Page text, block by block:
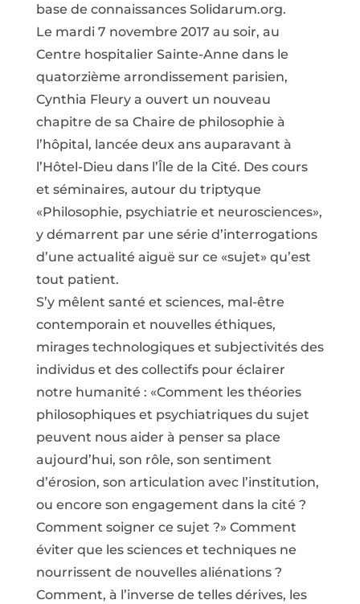
base de connaissances Solidarum.org.
Le mardi 7 novembre 2017 au soir, au
Centre hospitalier Sainte-Anne dans le
quatorzième arrondissement parisien,
Cynthia Fleury a ouvert un nouveau
chapitre de sa Chaire de philosophie à
l’hôpital, lancée deux ans auparavant à
l’Hôtel-Dieu dans l’Île de la Cité. Des cours
et séminaires, autour du triptyque
«Philosophie, psychiatrie et neurosciences»,
y démarrent par une série d’interrogations
d’une actualité aiguë sur ce «sujet» qu’est
tout patient.
S’y mêlent santé et sciences, mal-être
contemporain et nouvelles éthiques,
mirages technologiques et subjectivités des
individus et des collectifs pour éclairer
notre humanité : «Comment les théories
philosophiques et psychiatriques du sujet
peuvent nous aider à penser sa place
aujourd’hui, son rôle, son sentiment
d’érosion, son articulation avec l’institution,
ou encore son engagement dans la cité ?
Comment soigner ce sujet ?» Comment
éviter que les sciences et techniques ne
nourrissent de nouvelles aliénations ?
Comment, à l’inverse de telles dérives, les